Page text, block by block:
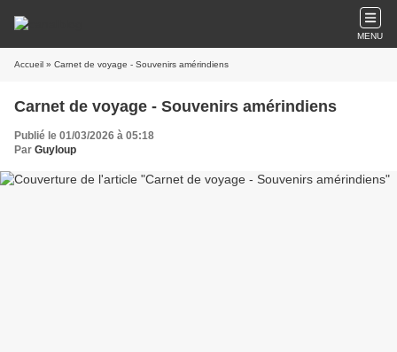
MENU
Accueil » Carnet de voyage - Souvenirs amérindiens
Carnet de voyage - Souvenirs amérindiens
Publié le 01/03/2026 à 05:18
Par Guyloup